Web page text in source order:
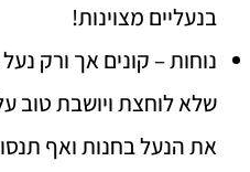
בנעליים מצוינות!
נוחות – קונים אך ורק
שלא לוחצת ויושבת טוב
את הנעל בחנות ואף